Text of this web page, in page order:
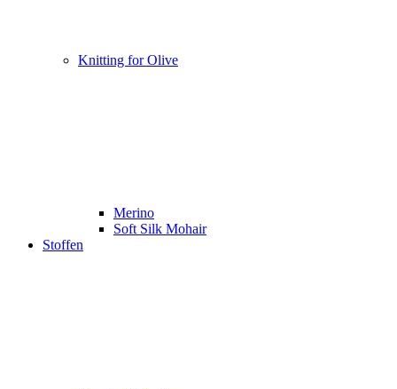
Knitting for Olive
Merino
Soft Silk Mohair
Stoffen